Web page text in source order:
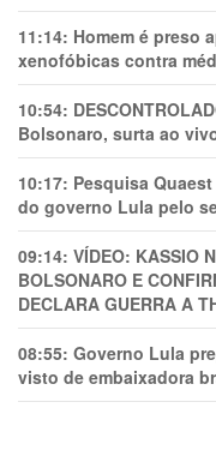
11:14: Homem é preso
xenofóbicas contra
10:54:
Bolsonaro, surta ao
10:17: Pesquisa
do governo Lula pelo
09:14: VÍDEO: KASSIO
BOLSONARO E
DECLARA GUERRA A
08:55: Governo Lula
visto de embaixadora